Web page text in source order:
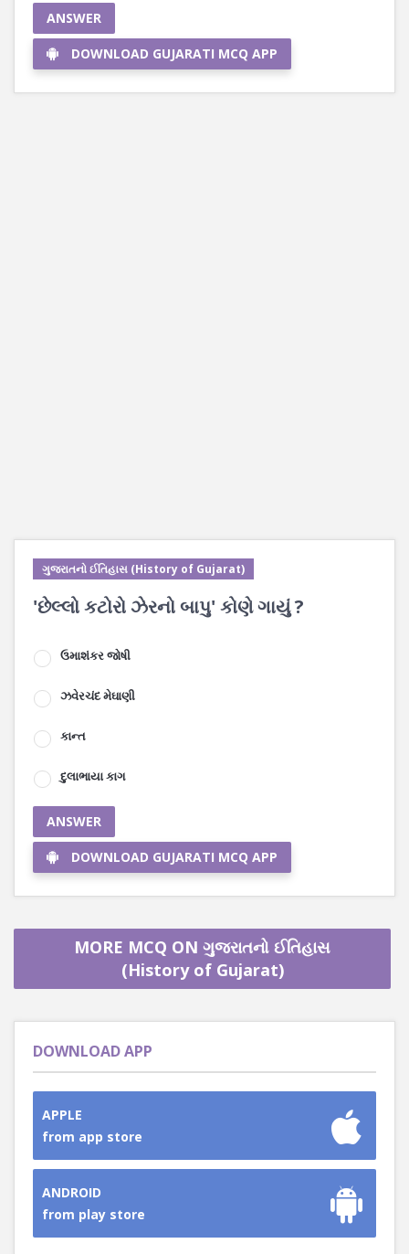
ANSWER
DOWNLOAD GUJARATI MCQ APP
ગુજરાતનો ઈતિહાસ (History of Gujarat)
'છેલ્લો કટોરો ઝેરનો બાપુ' કોણે ગાયું ?
ઉમાશંકર જોષી
ઝવેરચંદ મેઘાણી
કાન્ત
દુલાભાયા કાગ
ANSWER
DOWNLOAD GUJARATI MCQ APP
MORE MCQ ON ગુજરાતનો ઈતિહાસ
(History of Gujarat)
DOWNLOAD APP
APPLE
from app store
ANDROID
from play store